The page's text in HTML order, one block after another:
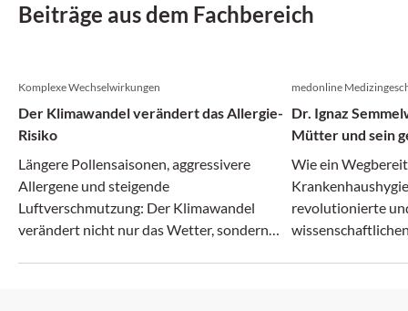
Beiträge aus dem Fachbereich
Komplexe Wechselwirkungen
Der Klimawandel verändert das Allergie-
Risiko
Längere Pollensaisonen, aggressivere
Allergene und steigende
Luftverschmutzung: Der Klimawandel
verändert nicht nur das Wetter, sondern
medonline
Dr. Ignaz
Mütter und sein
Irrenanstalt
Wie ein
revolutionierte